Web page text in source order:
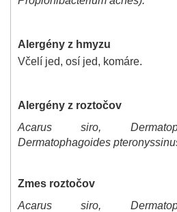
Alergény z hmyzu
Včelí jed, osí jed, komáre.
Alergény z roztočov
Acarus siro,
Dermatophagoides
Zmes roztočov
Acarus siro,